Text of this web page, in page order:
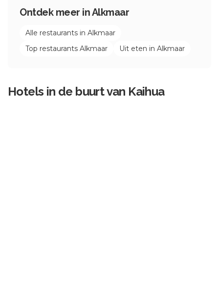
Ontdek meer inAlkmaar
Alle restaurants in Alkmaar
Top restaurants Alkmaar Uit eten in Alkmaar
Hotels in de buurt van Kaihua